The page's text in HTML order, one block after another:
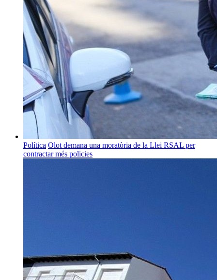
Política Olot demana una moratòria de la Llei RSAL per
contractar més policies